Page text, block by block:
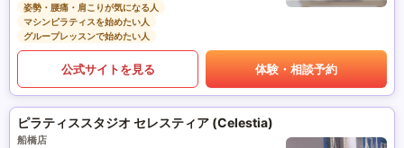
姿勢・腰痛・肩こりが気になる人
マシンピラティスを始めたい人
グループレッスンで始めたい人
公式サイトを見る 体験・相談予約
ピラティススタジオ セレスティア (Celestia)
船橋店